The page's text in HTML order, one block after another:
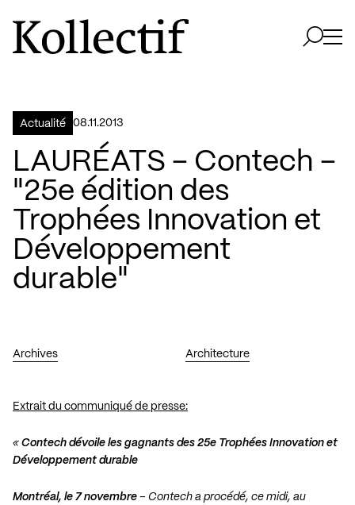
Aller à la page d'accueil
Logo Kollectif
Actualité 08.11.2013
LAURÉATS – Contech –
"25e édition des
Trophées Innovation et
Développement
durable"
Archives Architecture
Extrait du communiqué de presse:
« Contech dévoile les gagnants des 25e Trophées Innovation et
Développement durable
Montréal, le 7 novembre – Contech a procédé, ce midi, au